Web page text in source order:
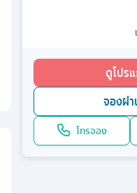
ดูโปร
จองผ่า
โทรจอง